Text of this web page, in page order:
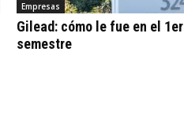
Empresas
Gilead: cómo le fue en el 1er
semestre